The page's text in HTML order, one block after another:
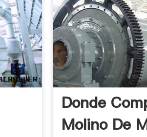
Donde
Molino De